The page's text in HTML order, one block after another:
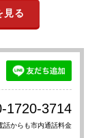
見る
1720-3714
話からも市内通話料金